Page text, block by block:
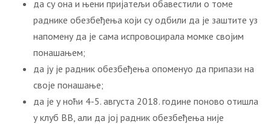
да су она и њени пријатељи обавестили о томе
раднике обезбеђења који су одбили да је заштите уз
напомену да је сама испровоцирала момке својим
понашањем;
да ју је радник обезбеђења опоменуо да припази на
своје понашање;
да је у ноћи 4-5. августа 2018. године поново отишла
у клуб ВВ, али да јој радник обезбеђења није